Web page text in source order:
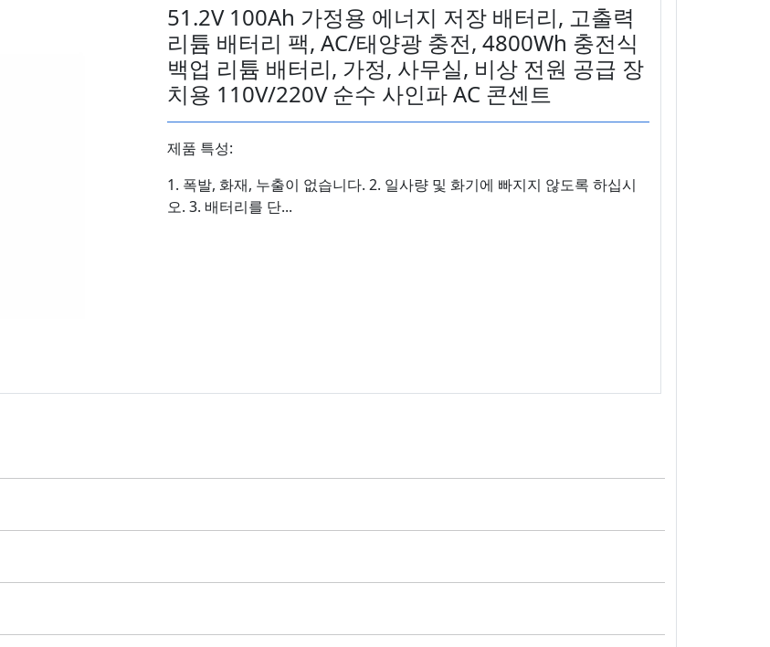
51.2V 100Ah 가정용 에너지 저장 배터리, 고출력
리튬 배터리 팩, AC/태양광 충전, 4800Wh 충전식
백업 리튬 배터리, 가정, 사무실, 비상 전원 공급 장
치용 110V/220V 순수 사인파 AC 콘센트
제품 특성:
1. 폭발, 화재, 누출이 없습니다. 2. 일사량 및 화기에 빠지지 않도록 하십시
오. 3. 배터리를 단...